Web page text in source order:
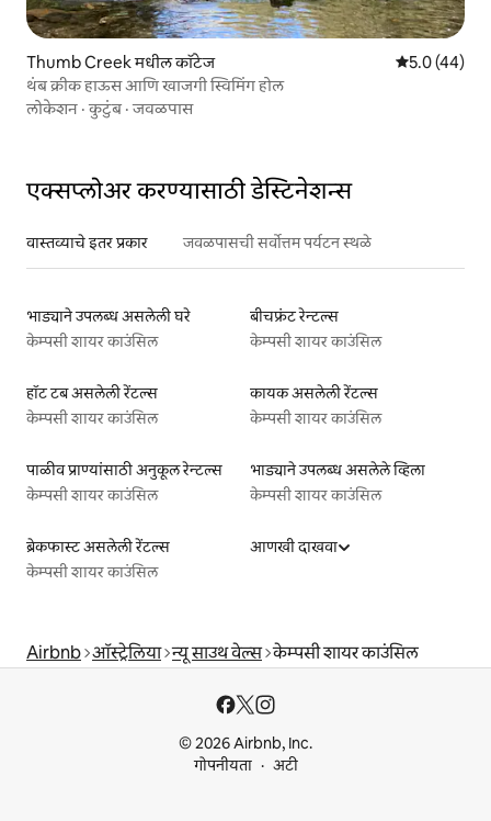
Thumb Creek मधील कॉटेज 5 पैकी 5.0
5.0 (44)
थंब क्रीक हाऊस आणि खाजगी स्विमिंग होल
लोकेशन ·कुटुंब·जवळपास
एक्सप्लोअर करण्यासाठी डेस्टिनेशन्स
वास्तव्याचे इतर प्रकार जवळपासची सर्वोत्तम पर्यटन स्थळे
भाड्याने उपलब्ध असलेली घरे
केम्पसी शायर काउंसिल
बीचफ्रंट रेन्टल्स
केम्पसी शायर काउंसिल
हॉट टब असलेली रेंटल्स
केम्पसी शायर काउंसिल
कायक असलेली रेंटल्स
केम्पसी शायर काउंसिल
पाळीव प्राण्यांसाठी अनुकूल रेन्टल्स
केम्पसी शायर काउंसिल
भाड्याने उपलब्ध असलेले व्हिला
केम्पसी शायर काउंसिल
ब्रेकफास्ट असलेली रेंटल्स
केम्पसी शायर काउंसिल
आणखी दाखवा
Airbnb ऑस्ट्रेलिया न्यू साउथ वेल्स केम्पसी शायर काउंसिल
© 2026 Airbnb, Inc.
गोपनीयता
अटी